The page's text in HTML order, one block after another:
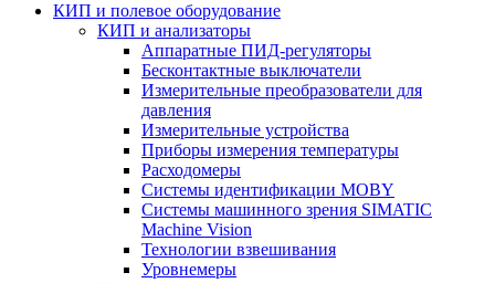
КИП и полевое оборудование
КИП и анализаторы
Аппаратные ПИД-регуляторы
Бесконтактные выключатели
Измерительные преобразователи для
давления
Измерительные устройства
Приборы измерения температуры
Расходомеры
Системы идентификации MOBY
Системы машинного зрения SIMATIC
Machine Vision
Технологии взвешивания
Уровнемеры